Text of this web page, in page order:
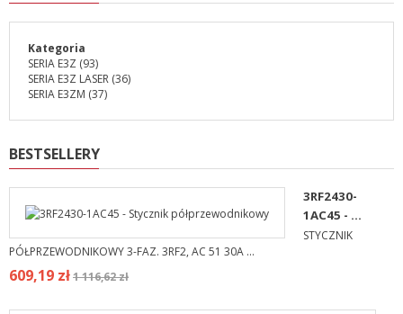
Kategoria
SERIA E3Z (93)
SERIA E3Z LASER (36)
SERIA E3ZM (37)
BESTSELLERY
3RF2430-
1AC45 - ...
STYCZNIK
PÓŁPRZEWODNIKOWY 3-FAZ. 3RF2, AC 51 30A ...
609,19 zł1 116,62 zł